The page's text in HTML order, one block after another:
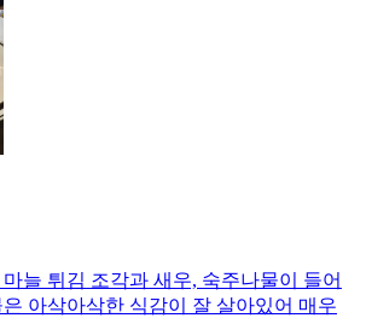
늘 튀김 조각과 새우, 숙주나물이 들어
아삭아삭한 식감이 잘 살아있어 매우